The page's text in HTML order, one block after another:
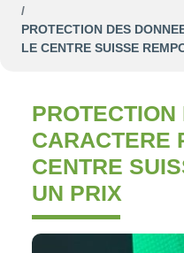
PROTECTION DES
LE CENTRE SUISSE
CARACTERE
CENTRE
UN PRIX